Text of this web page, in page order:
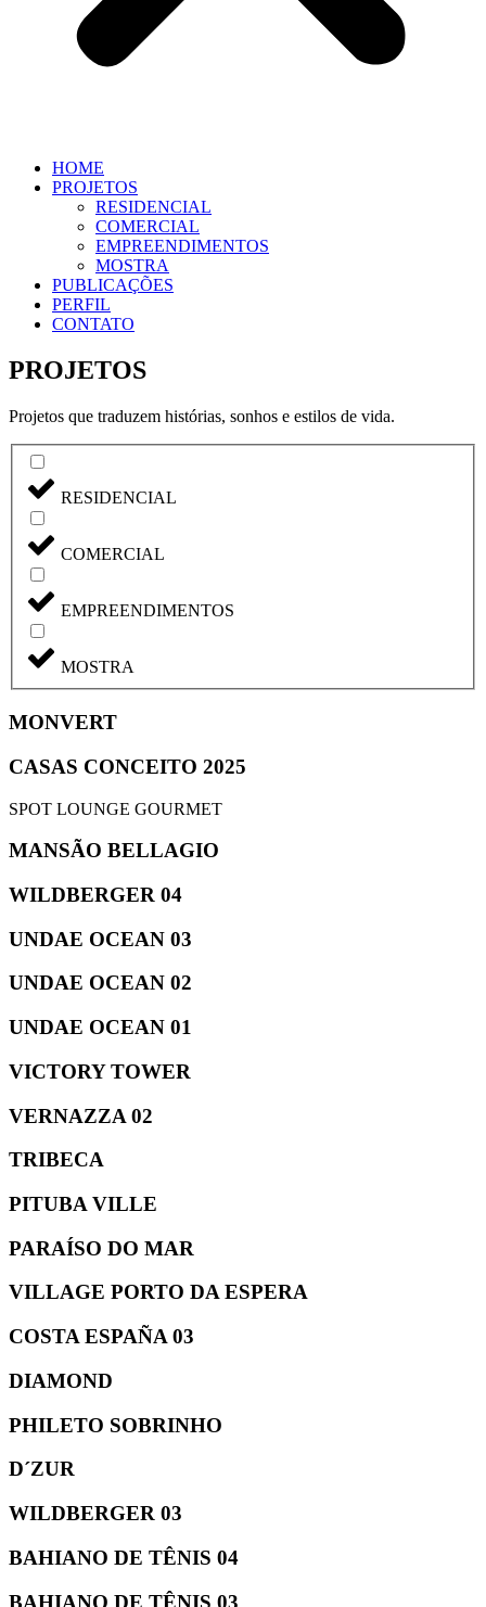
HOME
PROJETOS
RESIDENCIAL
COMERCIAL
EMPREENDIMENTOS
MOSTRA
PUBLICAÇÕES
PERFIL
CONTATO
PROJETOS
Projetos que traduzem histórias, sonhos e estilos de vida.
RESIDENCIAL
COMERCIAL
EMPREENDIMENTOS
MOSTRA
MONVERT
CASAS CONCEITO 2025
SPOT LOUNGE GOURMET
MANSÃO BELLAGIO
WILDBERGER 04
UNDAE OCEAN 03
UNDAE OCEAN 02
UNDAE OCEAN 01
VICTORY TOWER
VERNAZZA 02
TRIBECA
PITUBA VILLE
PARAÍSO DO MAR
VILLAGE PORTO DA ESPERA
COSTA ESPAÑA 03
DIAMOND
PHILETO SOBRINHO
D´ZUR
WILDBERGER 03
BAHIANO DE TÊNIS 04
BAHIANO DE TÊNIS 03